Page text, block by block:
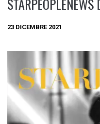
23 DICEMBRE 2021